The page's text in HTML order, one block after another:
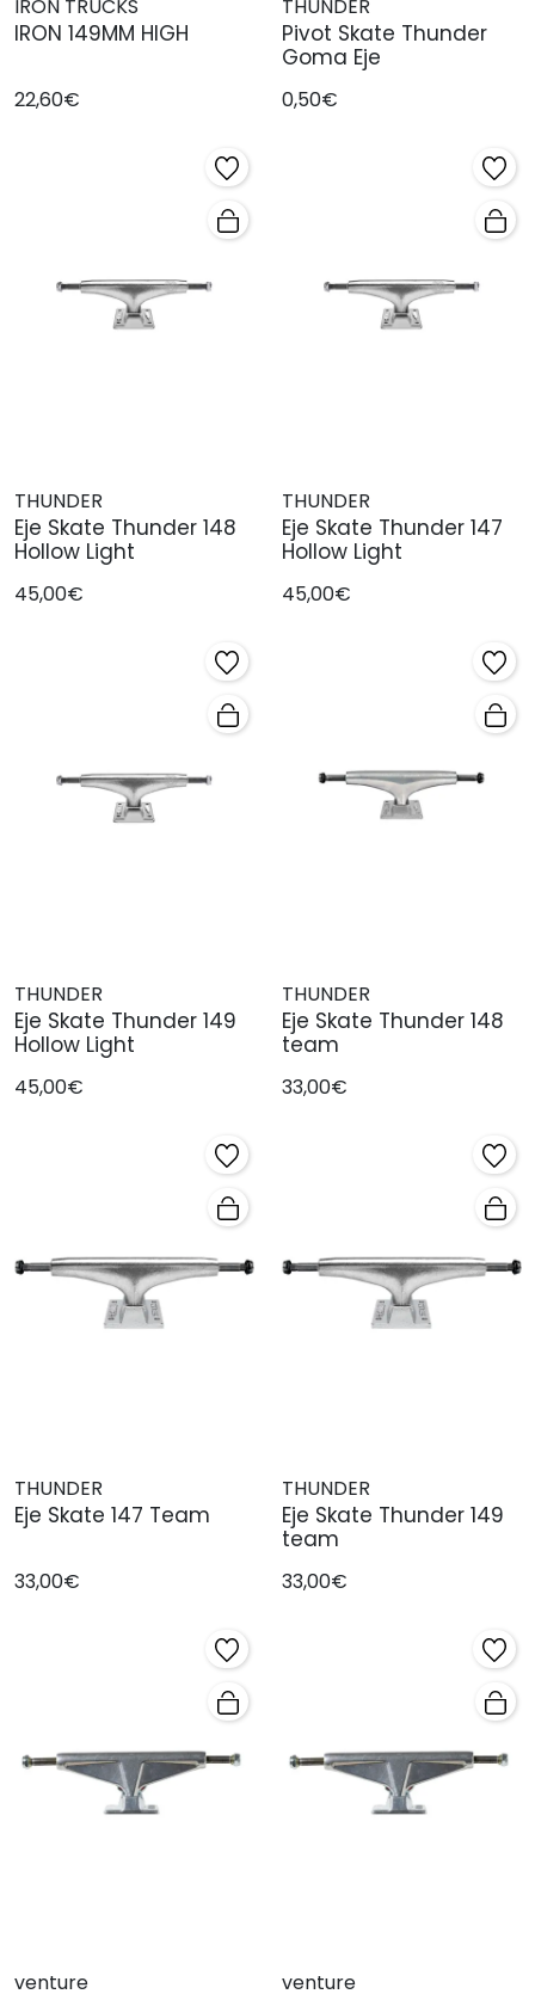
IRON TRUCKS
IRON 149MM HIGH
22,60€
THUNDER
Pivot Skate Thunder
Goma Eje
0,50€
THUNDER
Eje Skate Thunder 148
Hollow Light
45,00€
THUNDER
Eje Skate Thunder 147
Hollow Light
45,00€
THUNDER
Eje Skate Thunder 149
Hollow Light
45,00€
THUNDER
Eje Skate Thunder 148
team
33,00€
THUNDER
Eje Skate 147 Team
33,00€
THUNDER
Eje Skate Thunder 149
team
33,00€
venture venture